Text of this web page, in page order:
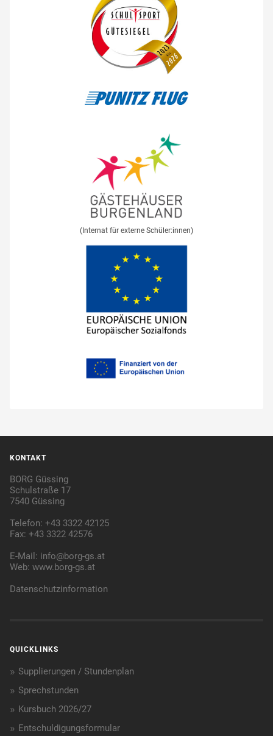
(Internat für externe Schüler:innen)
KONTAKT
BORG Güssing
Schulstraße 17
7540 Güssing
Telefon: +43 3322 42125
Fax: +43 3322 42576
E-Mail: info@borg-gs.at
Web:www.borg-gs.at
Datenschutzinformation
QUICKLINKS
Supplierungen / Stundenplan
Sprechstunden
Kursbuch 2026/27
Entschuldigungsformular